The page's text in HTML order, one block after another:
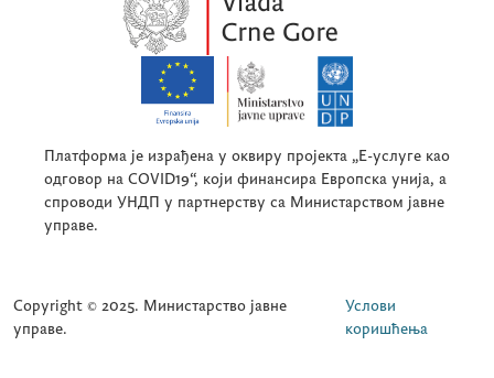
Платформа је израђена у оквиру пројекта „Е-услуге као
одговор на COVID19“, који финансира Европска унија, а
спроводи УНДП у партнерству са Министарством јавне
управе.
Copyright © 2025. Министарство јавне
управе.
Услови
коришћења